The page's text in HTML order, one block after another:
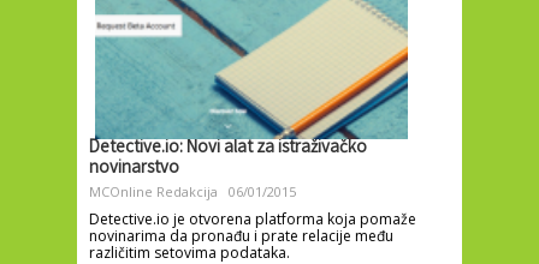
Detective.io: Novi alat za istraživačko
novinarstvo
MCOnline Redakcija 06/01/2015
Detective.io je otvorena platforma koja pomaže
novinarima da pronađu i prate relacije među
različitim setovima podataka.